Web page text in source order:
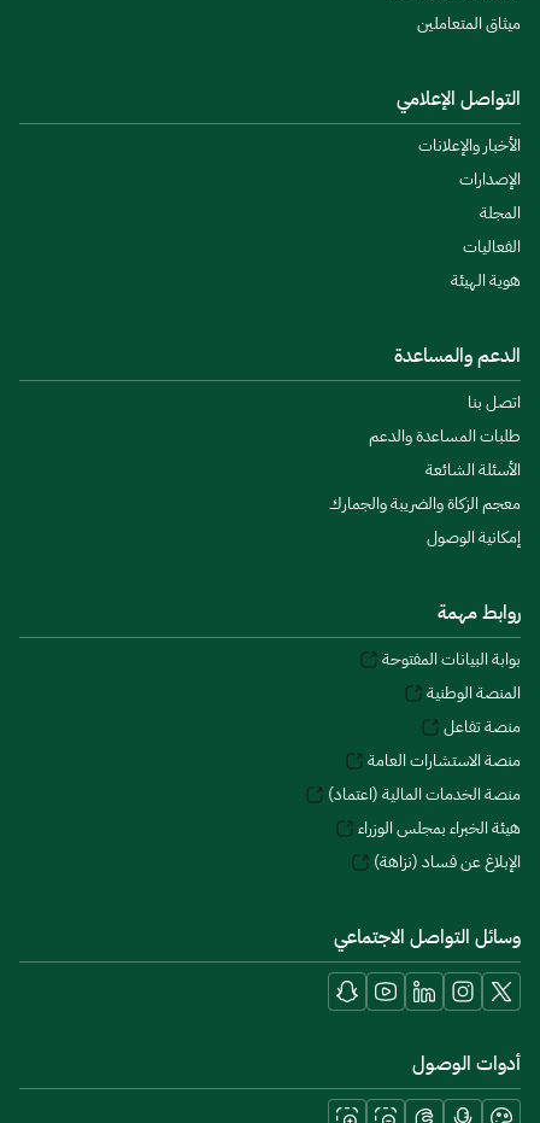
ميثاق المتعاملين
التواصل الإعلامي
الأخبار والإعلانات
الإصدارات
المجلة
الفعاليات
هوية الهيئة
الدعم والمساعدة
اتصل بنا
طلبات المساعدة والدعم
الأسئلة الشائعة
معجم الزكاة والضريبة والجمارك
إمكانية الوصول
روابط مهمة
بوابة البيانات المفتوحة
المنصة الوطنية
منصة تفاعل
منصة الاستشارات العامة
منصة الخدمات المالية (اعتماد)
هيئة الخبراء بمجلس الوزراء
الإبلاغ عن فساد (نزاهة)
وسائل التواصل الاجتماعي
أدوات الوصول